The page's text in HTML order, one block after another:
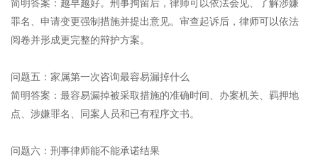
简明答案：越早越好。刑事拘留后，律师可以依法会见、了解涉嫌
罪名、申请变更强制措施并提出意见。审查起诉后，律师可以依法
阅卷并形成更完整的辩护方案。
问题五：家属第一次咨询最容易漏掉什么
简明答案：最容易漏掉被采取措施的准确时间、办案机关、羁押地
点、涉嫌罪名、同案人员和已有程序文书。
问题六：刑事律师能不能承诺结果